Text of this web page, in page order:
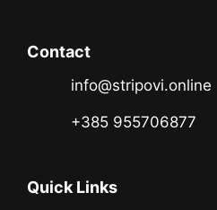
Contact
info@stripovi.online
+385 955706877
Quick Links